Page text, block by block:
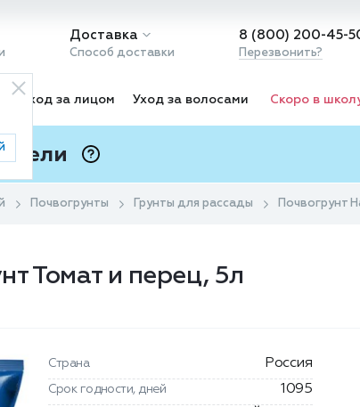
Доставка
Способ доставки
8 (800) 200-45-
Перезвонить?
Уход за лицом Уход за волосами Скоро в
Почвогрунты Грунты для рассады Почвогрунт
Томат и перец, 5л
Страна Россия
Срок годности, дней 1095